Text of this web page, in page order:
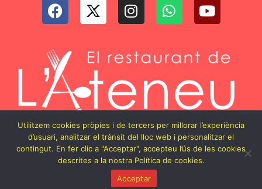
Utilitzem cookies pròpies i de tercers per millorar l’experiència
d’usuari, analitzar el trànsit del lloc web i personalitzar el
contingut. En fer clic a "Acceptar", accepteu l’ús de les cookies
descrites a la nostra Política de cookies.
Acceptar